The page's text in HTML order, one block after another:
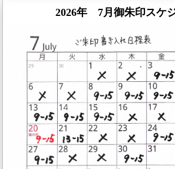
2026年 7月御朱印スケ